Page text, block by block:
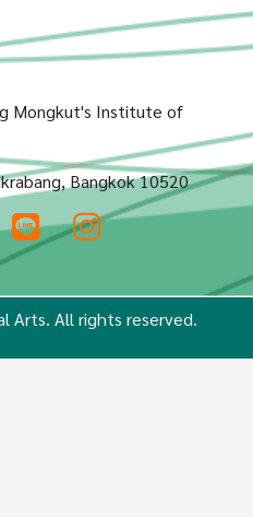
Mongkut's Institute of
Bangkok 10520
Arts. All rights reserved.